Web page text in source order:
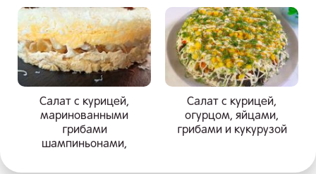
Салат с курицей,
маринованными
грибами
шампиньонами,
Салат с курицей,
огурцом, яйцами,
грибами и кукурузой